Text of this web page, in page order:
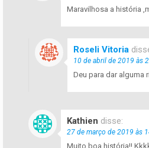
Maravilhosa a história
Roseli Vitoria
10 de abril de 2019 às
Deu para dar alguma
Kathien disse:
27 de março de 2019 às
Muito boa história!!